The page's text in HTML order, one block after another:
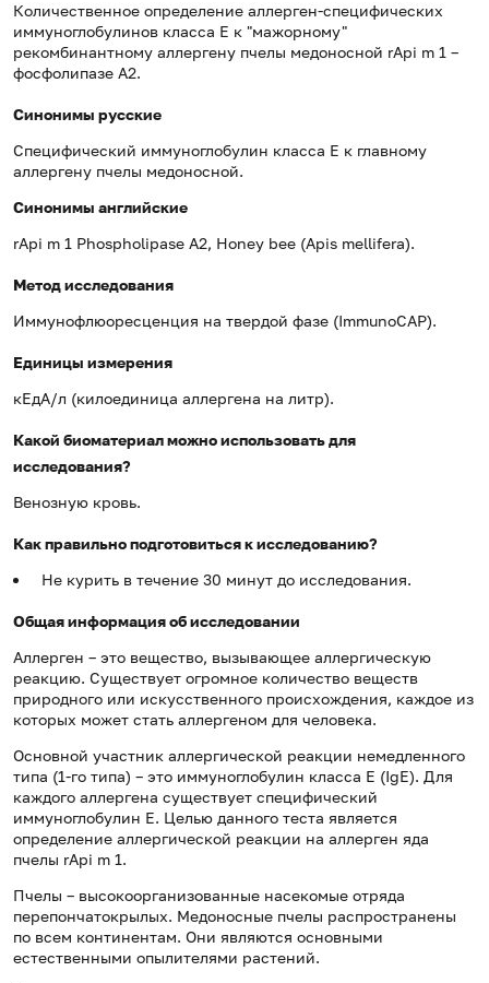
Количественное определение аллерген-специфических
иммуноглобулинов класса E к "мажорному"
рекомбинантному аллергену пчелы медоносной rApi m 1 –
фосфолипазе А2.
Синонимы русские
Специфический иммуноглобулин класса Е к главному
аллергену пчелы медоносной.
Синонимы английские
rApi m 1 Phospholipase A2, Honey bee (Apis mellifera).
Метод исследования
Иммунофлюоресценция на твердой фазе (ImmunoCAP).
Единицы измерения
кЕдА/л (килоединица аллергена на литр).
Какой биоматериал можно использовать для
исследования?
Венозную кровь.
Как правильно подготовиться к исследованию?
Не курить в течение 30 минут до исследования.
Общая информация об исследовании
Аллерген – это вещество, вызывающее аллергическую
реакцию. Существует огромное количество веществ
природного или искусственного происхождения, каждое из
которых может стать аллергеном для человека.
Основной участник аллергической реакции немедленного
типа (1-го типа) – это иммуноглобулин класса Е (IgE). Для
каждого аллергена существует специфический
иммуноглобулин Е. Целью данного теста является
определение аллергической реакции на аллерген яда
пчелы rApi m 1.
Пчелы – высокоорганизованные насекомые отряда
перепончатокрылых. Медоносные пчелы распространены
по всем континентам. Они являются основными
естественными опылителями растений.